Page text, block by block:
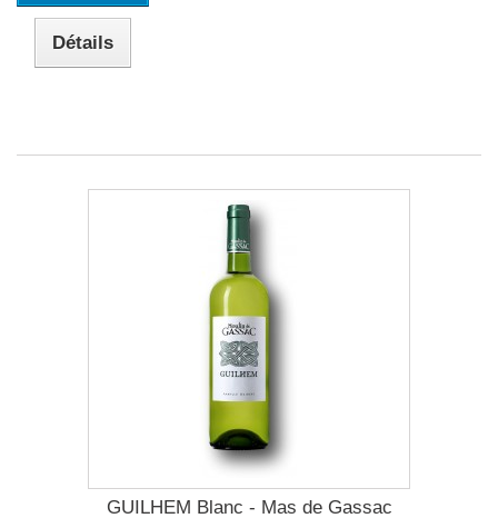
Détails
GUILHEM Blanc - Mas de Gassac